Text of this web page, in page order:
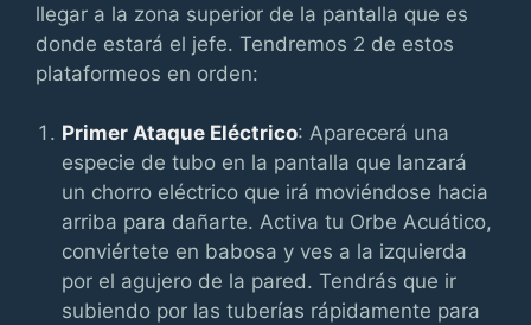
llegar a la zona superior de la pantalla que es
donde estará el jefe. Tendremos 2 de estos
plataformeos en orden:
Primer Ataque Eléctrico: Aparecerá una
especie de tubo en la pantalla que lanzará
un chorro eléctrico que irá moviéndose hacia
arriba para dañarte. Activa tu Orbe Acuático,
conviértete en babosa y ves a la izquierda
por el agujero de la pared. Tendrás que ir
subiendo por las tuberías rápidamente para